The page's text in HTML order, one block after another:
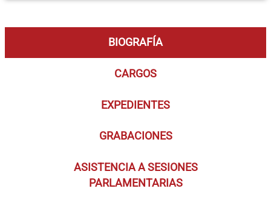
BIOGRAFÍA
CARGOS
EXPEDIENTES
GRABACIONES
ASISTENCIA A SESIONES
PARLAMENTARIAS